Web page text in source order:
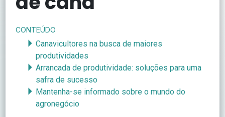
CONTEÚDO
Canavicultores na busca de maiores
produtividades
Arrancada de produtividade: soluções para uma
safra de sucesso
Mantenha-se informado sobre o mundo do
agronegócio